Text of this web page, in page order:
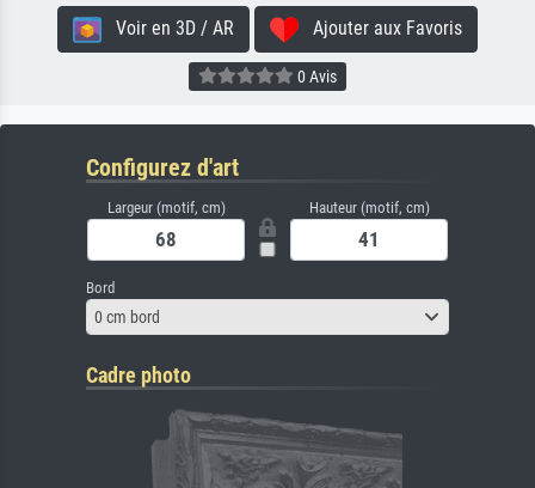
Voir en 3D / AR Ajouter aux Favoris
0 Avis
Configurez d'art
Largeur (motif, cm) Hauteur (motif, cm)
Bord
0 cm bord
Cadre photo